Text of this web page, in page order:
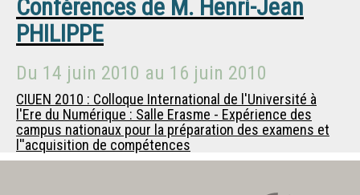
Conférences de M. Henri-Jean
PHILIPPE
Du 14 juin 2010 au 16 juin 2010
CIUEN 2010 : Colloque International de l'Université à
l'Ere du Numérique : Salle Erasme - Expérience des
campus nationaux pour la préparation des examens et
l''acquisition de compétences